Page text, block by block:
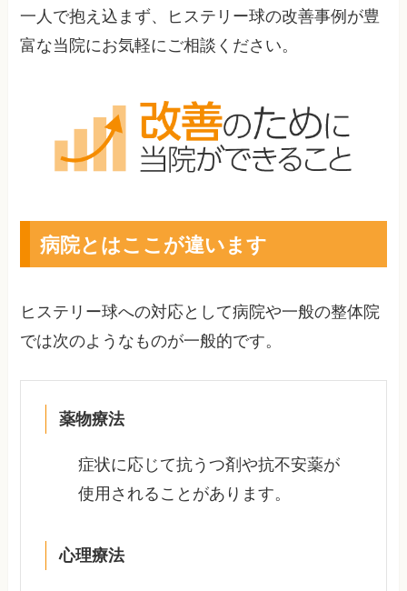
一人で抱え込まず、ヒステリー球の改善事例が豊
富な当院にお気軽にご相談ください。
病院とはここが違います
ヒステリー球への対応として病院や一般の整体院
では次のようなものが一般的です。
薬物療法
症状に応じて抗うつ剤や抗不安薬が
使用されることがあります。
心理療法